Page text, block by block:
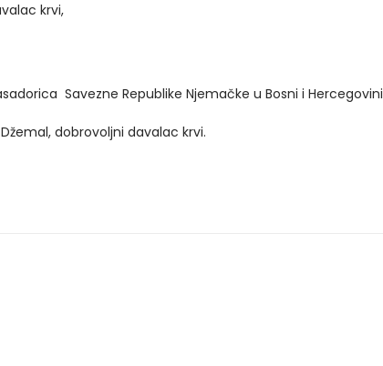
krvi,
Savezne Republike Njemačke u Bosni i Hercegovini
dobrovoljni davalac krvi.